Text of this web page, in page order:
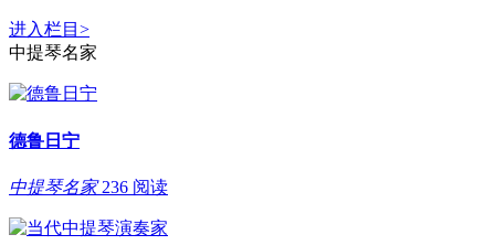
进入栏目 >
中提琴名家
德鲁日宁
中提琴名家 236 阅读